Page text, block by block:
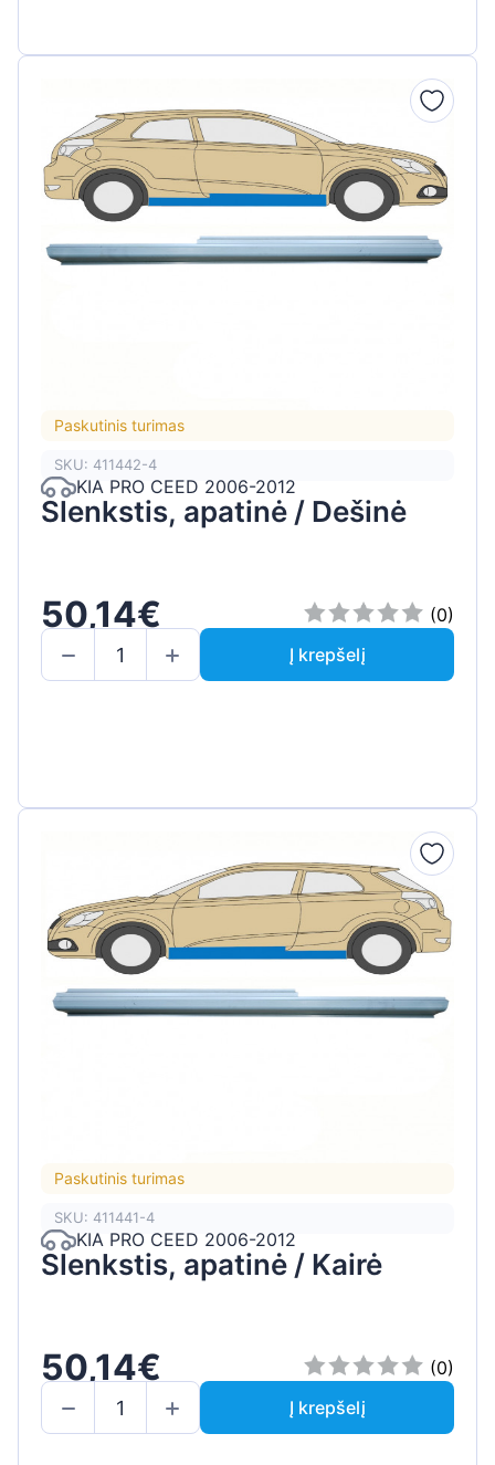
Paskutinis turimas
SKU: 411442-4
KIA PRO CEED 2006-2012
Slenkstis, apatinė / Dešinė
50,14€
(0)
Į krepšelį
Paskutinis turimas
SKU: 411441-4
KIA PRO CEED 2006-2012
Slenkstis, apatinė / Kairė
50,14€
(0)
Į krepšelį